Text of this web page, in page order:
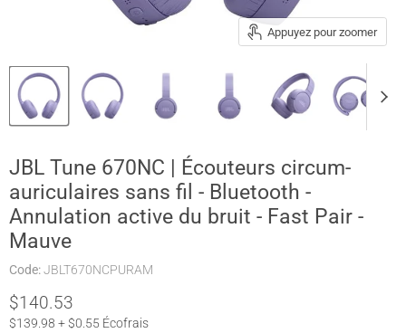
Appuyez pour zoomer
JBL Tune 670NC | Écouteurs circum-
auriculaires sans fil - Bluetooth -
Annulation active du bruit - Fast Pair -
Mauve
Code:JBLT670NCPURAM
$140.53
$139.98 + $0.55 Écofrais